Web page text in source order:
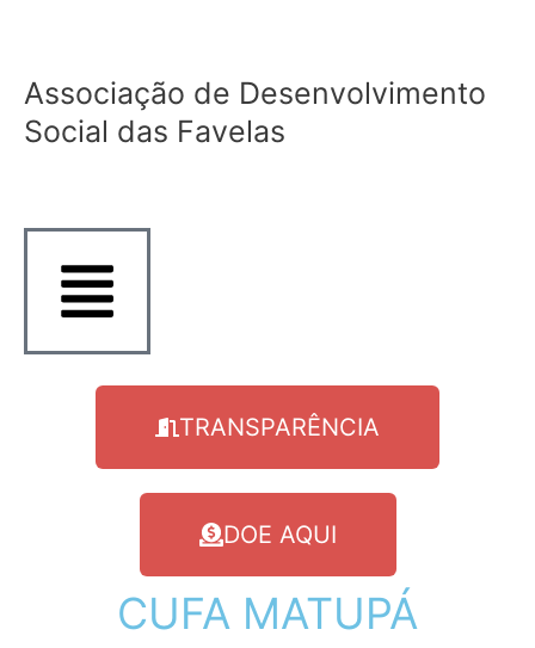
conteúdo
Associação de Desenvolvimento
Social das Favelas
TRANSPARÊNCIA
DOE AQUI
CUFA MATUPÁ